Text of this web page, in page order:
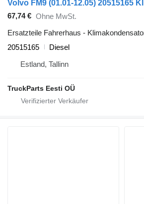
67,74 € Ohne MwSt.
Ersatzteile Fahrerhaus -
20515165
Diesel
Estland, Tallinn
TruckParts Eesti OÜ